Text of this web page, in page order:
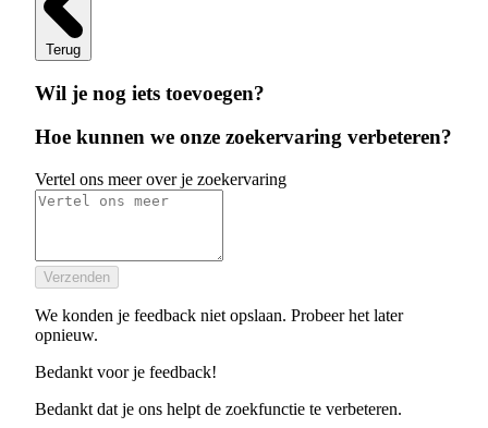
Terug
Wil je nog iets toevoegen?
Hoe kunnen we onze zoekervaring verbeteren?
Vertel ons meer over je zoekervaring
Verzenden
We konden je feedback niet opslaan. Probeer het later
opnieuw.
Bedankt voor je feedback!
Bedankt dat je ons helpt de zoekfunctie te verbeteren.